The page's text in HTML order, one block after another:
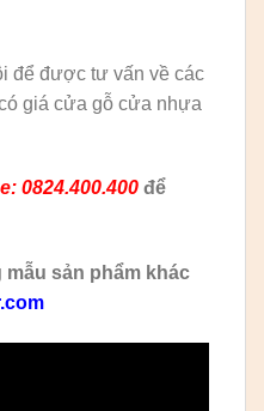
để được tư vấn về các
giá cửa gỗ cửa nhựa
0824.400.400 để
sản phẩm khác